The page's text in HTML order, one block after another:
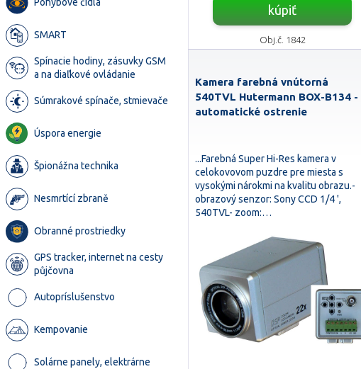
SMART
Spínacie hodiny, zásuvky GSM
a na diaľkové ovládanie
Súmrakové spínače, stmievače
Úspora energie
Špionážna technika
Nesmrtící zbraně
Obranné prostriedky
GPS tracker, internet na cesty
půjčovna
Autopríslušenstvo
Kempovanie
Solárne panely, elektrárne
kúpiť
Obj.č. 1842
Kamera farebná vnútorná
540TVL Hutermann BOX-B134 -
automatické ostrenie
...Farebná Super Hi-Res kamera v
celokovovom puzdre pre miesta s
vysokými nárokmi na kvalitu obrazu.-
obrazový senzor: Sony CCD 1/4 ',
540TVL- zoom:…